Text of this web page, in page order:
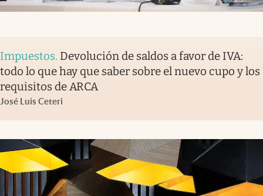
Impuestos. Devolución de saldos a favor de IVA:
todo lo que hay que saber sobre el nuevo cupo y los
requisitos de ARCA
José Luis Ceteri